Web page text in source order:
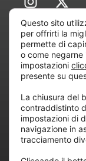
all’attività di
Informatica”
REA: MI –
rights reserved.
Questo sito
per offrirti la
permette di
o come negarne
impostazioni
presente su
La chiusura del
contraddistinto
impostazioni di
navigazione in
tracciamento